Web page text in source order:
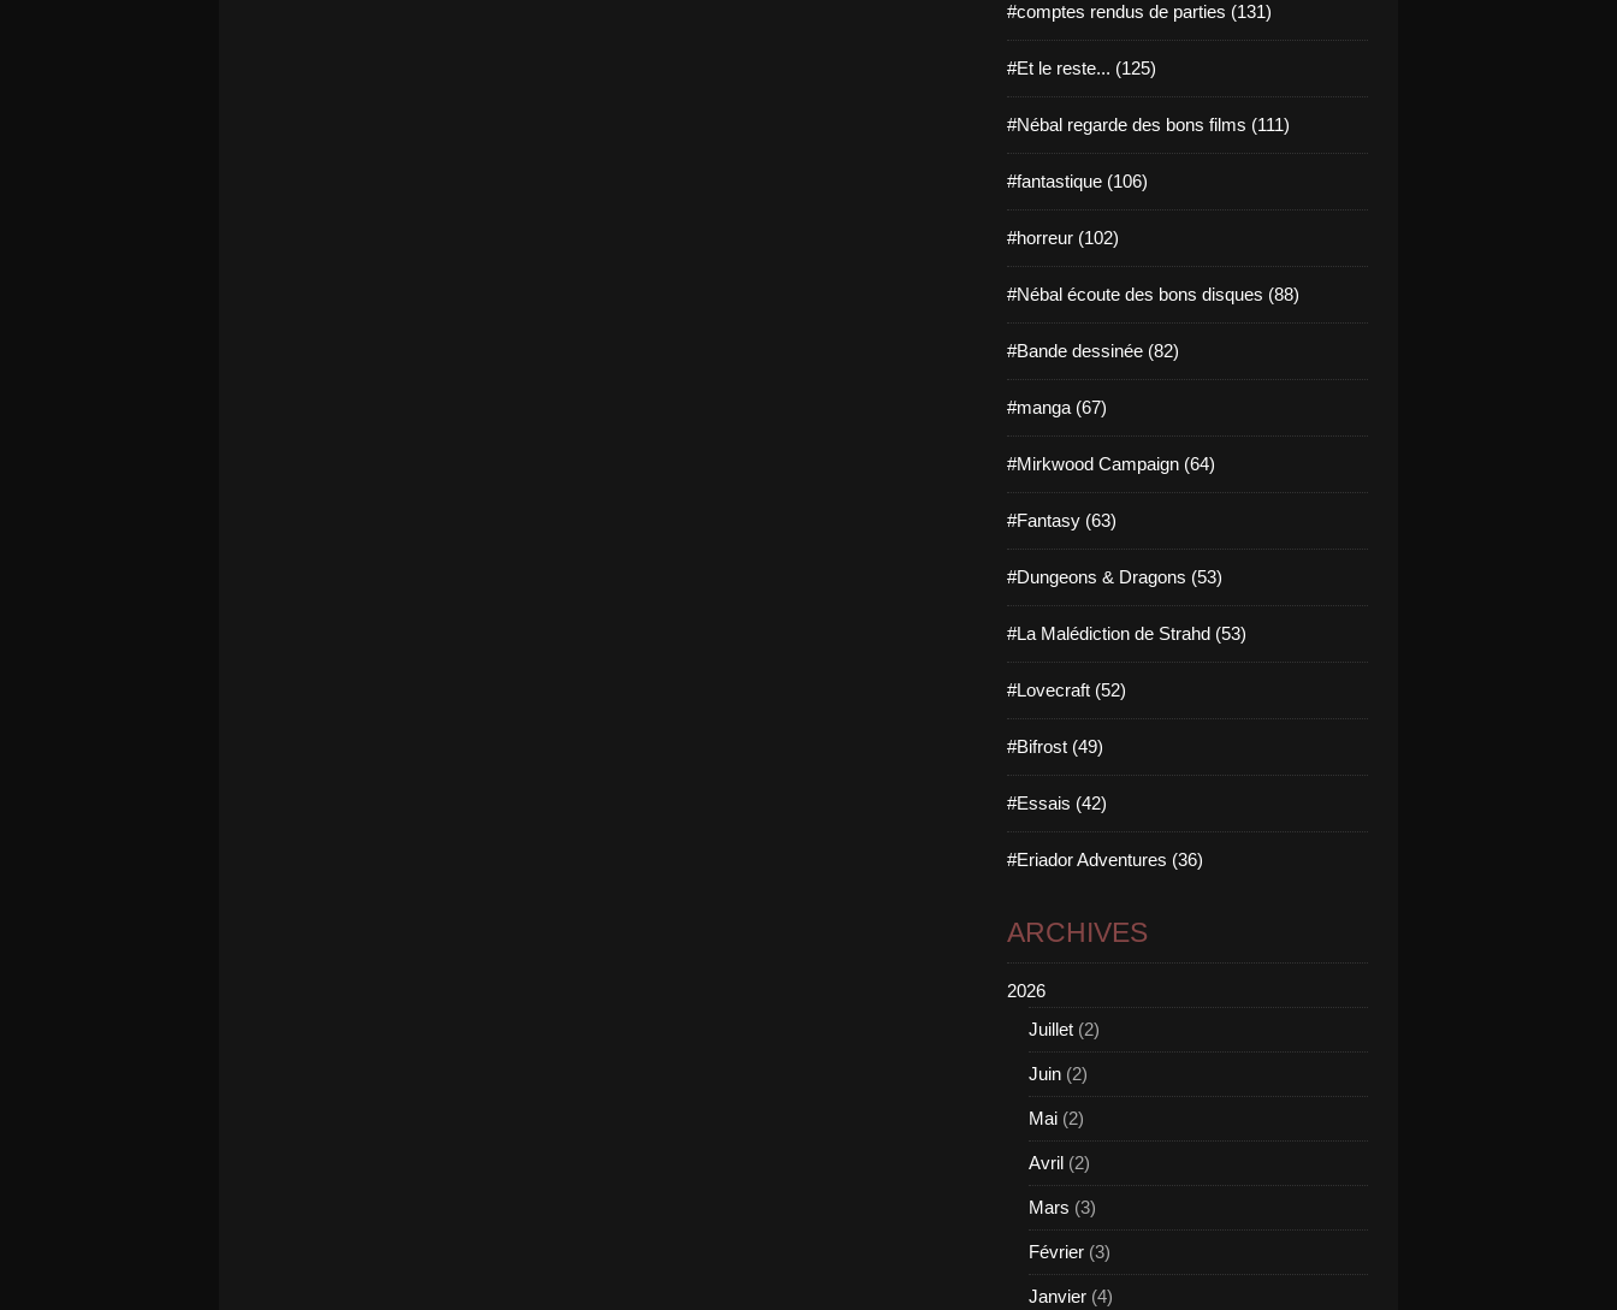
#comptes rendus de parties (131)
#Et le reste... (125)
#Nébal regarde des bons films (111)
#fantastique (106)
#horreur (102)
#Nébal écoute des bons disques (88)
#Bande dessinée (82)
#manga (67)
#Mirkwood Campaign (64)
#Fantasy (63)
#Dungeons & Dragons (53)
#La Malédiction de Strahd (53)
#Lovecraft (52)
#Bifrost (49)
#Essais (42)
#Eriador Adventures (36)
ARCHIVES
2026
Juillet (2)
Juin (2)
Mai (2)
Avril (2)
Mars (3)
Février (3)
Janvier (4)